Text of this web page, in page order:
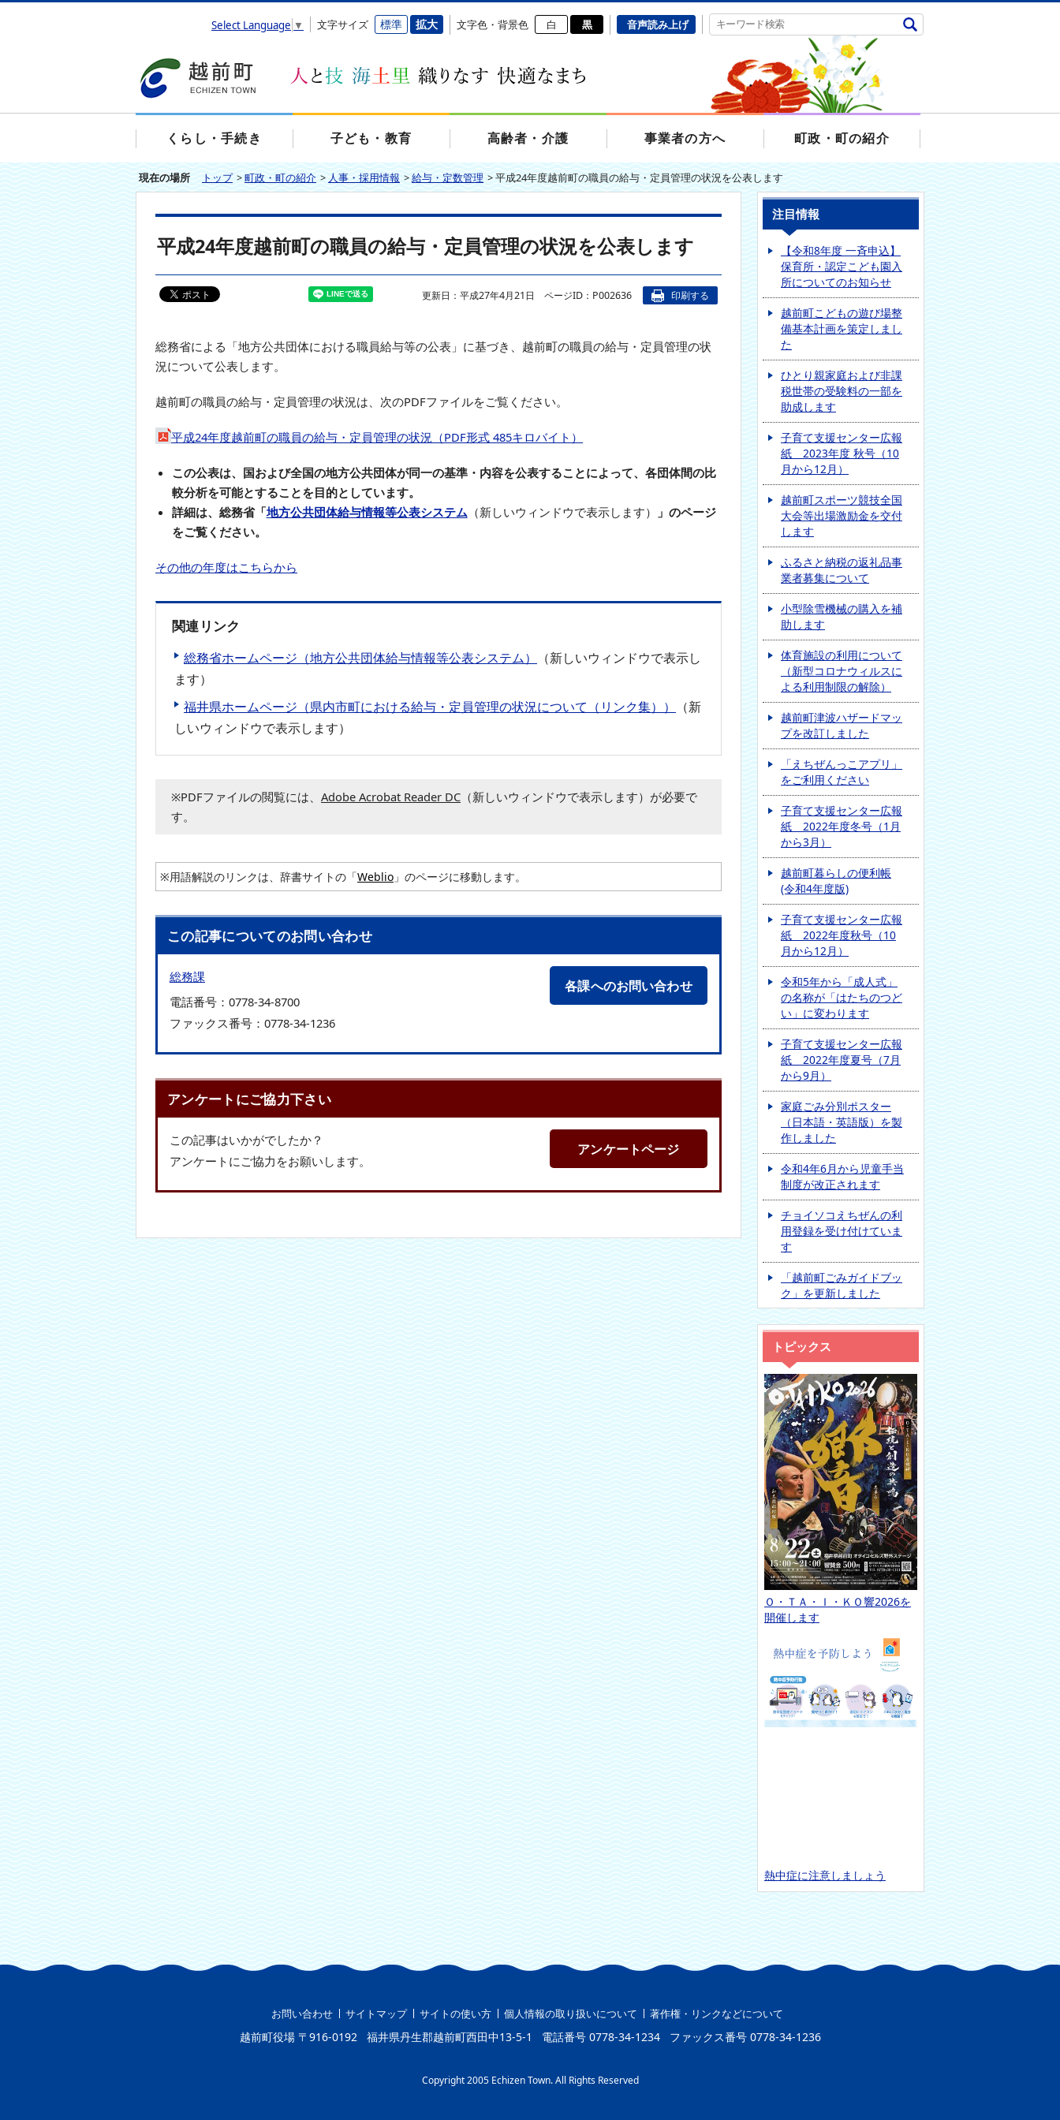
ー
キ
ー
で
、
ナ
ビ
ゲ
ー
Select Language ▼ 文字サイズ 標準 拡大 文字色・背景色 白 黒 音声読み上げ
くらし・手続き 子ども・教育 高齢者・介護 事業者の方へ 町政・町の紹介
現在の場所 トップ>町政・町の紹介>人事・採用情報>給与・定数管理>平成24年度越前町の職員の給与・定員管理の状況を公表します
平成24年度越前町の職員の給与・定員管理の状況を公表します
更新日：平成27年4月21日 ページID：P002636 印刷する
総務省による「地方公共団体における職員給与等の公表」に基づき、越前町の職員の給与・定員管理の状
況について公表します。
越前町の職員の給与・定員管理の状況は、次のPDFファイルをご覧ください。
平成24年度越前町の職員の給与・定員管理の状況（PDF形式 485キロバイト）
この公表は、国および全国の地方公共団体が同一の基準・内容を公表することによって、各団体間の比
較分析を可能とすることを目的としています。
詳細は、総務省「地方公共団体給与情報等公表システム（新しいウィンドウで表示します）
」のページ
をご覧ください。
その他の年度はこちらから
関連リンク
総務省ホームページ（地方公共団体給与情報等公表システム）
（新しいウィンドウで表示し
ます）
福井県ホームページ（県内市町における給与・定員管理の状況について（リンク集））
（新
しいウィンドウで表示します）
※PDFファイルの閲覧には、 Adobe Acrobat Reader DC （新しいウィンドウで表示します）が必要で
す。
※用語解説のリンクは、辞書サイトの「Weblio 」のページに移動します。
この記事についてのお問い合わせ
総務課
電話番号： 0778-34-8700
ファックス番号： 0778-34-1236
各課へのお問い合わせ
アンケートにご協力下さい
この記事はいかがでしたか？
アンケートにご協力をお願いします。
アンケートページ
注目情報
【令和8年度 一斉申込】
保育所・認定こども園入
所についてのお知らせ
越前町こどもの遊び場整
備基本計画を策定しまし
た
ひとり親家庭および非課
税世帯の受験料の一部を
助成します
子育て支援センター広報
紙 2023年度 秋号（10
月から12月）
越前町スポーツ競技全国
大会等出場激励金を交付
します
ふるさと納税の返礼品事
業者募集について
小型除雪機械の購入を補
助します
体育施設の利用について
（新型コロナウィルスに
よる利用制限の解除）
越前町津波ハザードマッ
プを改訂しました
「えちぜんっこアプリ」
をご利用ください
子育て支援センター広報
紙 2022年度冬号（1月
から3月）
越前町暮らしの便利帳
(令和4年度版)
子育て支援センター広報
紙 2022年度秋号（10
月から12月）
令和5年から「成人式」
の名称が「はたちのつど
い」に変わります
子育て支援センター広報
紙 2022年度夏号（7月
から9月）
家庭ごみ分別ポスター
（日本語・英語版）を製
作しました
令和4年6月から児童手当
制度が改正されます
チョイソコえちぜんの利
用登録を受け付けていま
す
「越前町ごみガイドブッ
ク」を更新しました
トピックス
Ｏ・ＴＡ・Ｉ・ＫＯ響2026を
開催します
熱中症に注意しましょう
お問い合わせ サイトマップ サイトの使い方 個人情報の取り扱いについて 著作権・リンクなどについて
越前町役場 〒916-0192 福井県丹生郡越前町西田中13-5-1 電話番号 0778-34-1234 ファックス番号 0778-34-1236
Copyright 2005 Echizen Town. All Rights Reserved